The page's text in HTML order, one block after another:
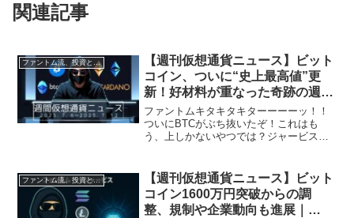
関連記事
ファントム流、投資と資産形成術
【週刊仮想通貨ニュース】ビット
コイン、ついに“史上最高値”更
新！好材料が重なった奇跡の週｜
2025年7月6日〜7月12日
ファントムキタキタキターーーーッ！！
ついにBTCがぶち抜いたぞ！これはも
う、上しかないやつでは？ジャービスそ
分析しておきましょう。🚀【1】ビットコ
イン、史上最高値を...
ファントム流、投資と資産形成術
【週刊仮想通貨ニュース】ビット
コイン1600万円突破からの調
整、規制や企業動向も進展｜